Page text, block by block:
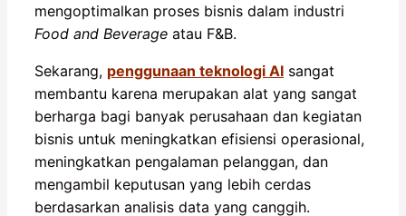
mengoptimalkan proses bisnis dalam industri
Food and Beverage atau F&B.
Sekarang, penggunaan teknologi AI sangat
membantu karena merupakan alat yang sangat
berharga bagi banyak perusahaan dan kegiatan
bisnis untuk meningkatkan efisiensi operasional,
meningkatkan pengalaman pelanggan, dan
mengambil keputusan yang lebih cerdas
berdasarkan analisis data yang canggih.